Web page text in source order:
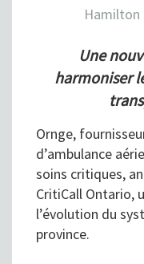
Hamilton
Une
harmoniser
Ornge,
d’ambulance
soins critiques,
CritiCall Ontario,
l’évolution du
province.